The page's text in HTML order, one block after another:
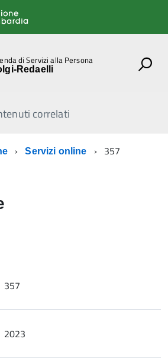
di Servizi alla Persona
Redaelli
correlati
Servizi online 357
357
2023